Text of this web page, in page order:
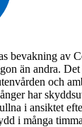
bevakning av
än andra.
och
har
i ansiktet
i många